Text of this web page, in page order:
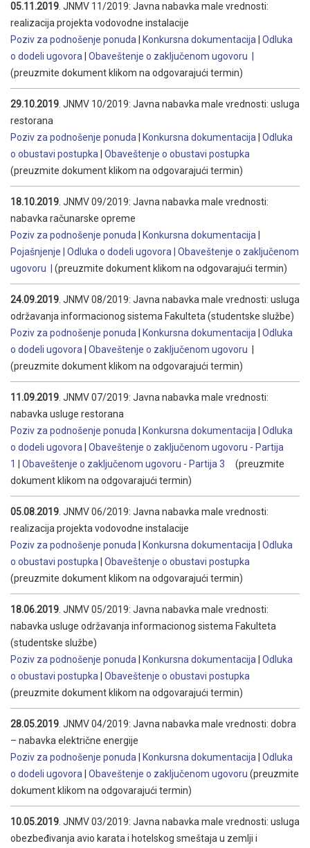
05.11.2019 . JNMV 11/2019: Javna nabavka male vrednosti:
realizacija projekta vodovodne instalacije
Poziv za podnošenje ponuda
Konkursna dokumentacija
Odluka
o dodeli ugovora
Obaveštenje o zaključenom ugovoru
(preuzmite dokument klikom na odgovarajući termin)
29.10.2019 . JNMV 10/2019: Javna nabavka male vrednosti: usluga
restorana
Poziv za podnošenje ponuda
Konkursna dokumentacija
Odluka
o obustavi postupka
Obaveštenje o obustavi postupka
(preuzmite dokument klikom na odgovarajući termin)
18.10.2019 . JNMV 09/2019: Javna nabavka male vrednosti:
nabavka računarske opreme
Poziv za podnošenje ponuda
Konkursna dokumentacija
Pojašnjenje | Odluka o dodeli ugovora
Obaveštenje o zaključenom
ugovoru
(preuzmite dokument klikom na odgovarajući termin)
24.09.2019 . JNMV 08/2019: Javna nabavka male vrednosti: usluga
održavanja informacionog sistema Fakulteta (studentske službe)
Poziv za podnošenje ponuda
Konkursna dokumentacija
Odluka
o dodeli ugovora
Obaveštenje o zaključenom ugovoru
(preuzmite dokument klikom na odgovarajući termin)
11.09.2019 . JNMV 07/2019: Javna nabavka male vrednosti:
nabavka usluge restorana
Poziv za podnošenje ponuda
Konkursna dokumentacija
Odluka
o dodeli ugovora
Obaveštenje o zaključenom ugovoru - Partija
1
Obaveštenje o zaključenom ugovoru - Partija 3
(preuzmite
dokument klikom na odgovarajući termin)
05.08.2019 . JNMV 06/2019: Javna nabavka male vrednosti:
realizacija projekta vodovodne instalacije
Poziv za podnošenje ponuda
Konkursna dokumentacija
Odluka
o obustavi postupka
Obaveštenje o obustavi postupka
(preuzmite dokument klikom na odgovarajući termin)
18.06.2019 . JNMV 05/2019: Javna nabavka male vrednosti:
nabavka usluge održavanja informacionog sistema Fakulteta
(studentske službe)
Poziv za podnošenje ponuda
Konkursna dokumentacija
Odluka
o obustavi postupka
Obaveštenje o obustavi postupka
(preuzmite dokument klikom na odgovarajući termin)
28.05.2019 . JNMV 04/2019: Javna nabavka male vrednosti: dobra
– nabavka električne energije
Poziv za podnošenje ponuda
Konkursna dokumentacija
Odluka
o dodeli ugovora
Obaveštenje o zaključenom ugovoru (preuzmite
dokument klikom na odgovarajući termin)
10.05.2019 . JNMV 03/2019: Javna nabavka male vrednosti: usluga
obezbeđivanja avio karata i hotelskog smeštaja u zemlji i